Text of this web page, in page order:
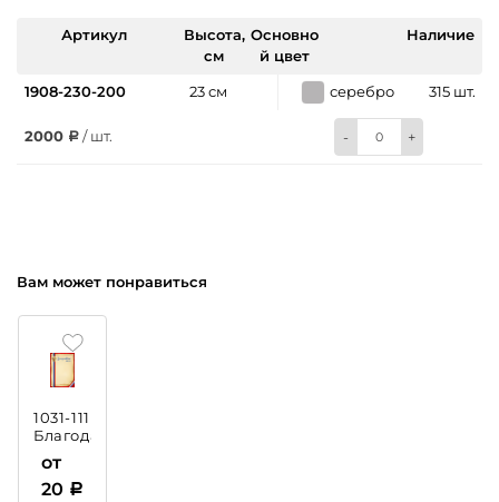
Артикул
Высота,
см
Основно
й цвет
Наличие
1908-230-200 23 см серебро 315 шт.
2000 / шт. - +
Вам может понравиться
1031-111
Благодарственное
с
тиснением
от
20